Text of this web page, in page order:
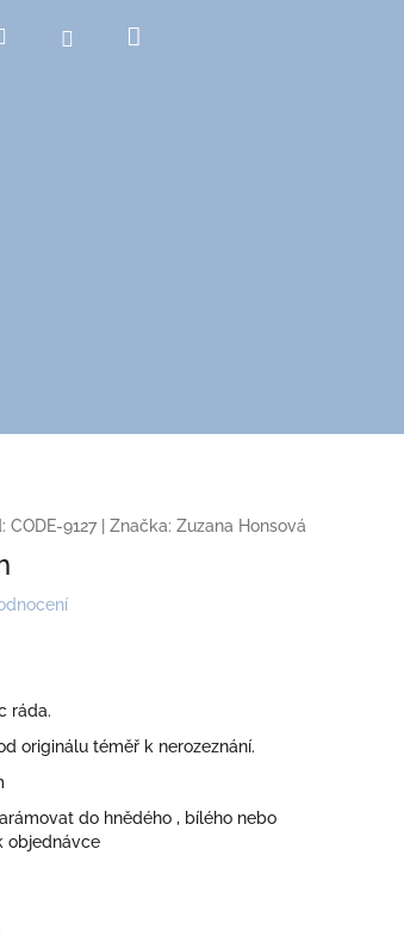
Hledat Přihlášení
CODE-9127 Značka: Zuzana Honsová
ráda.
originálu téměř k nerozeznání.
do hnědého , bílého nebo
objednávce